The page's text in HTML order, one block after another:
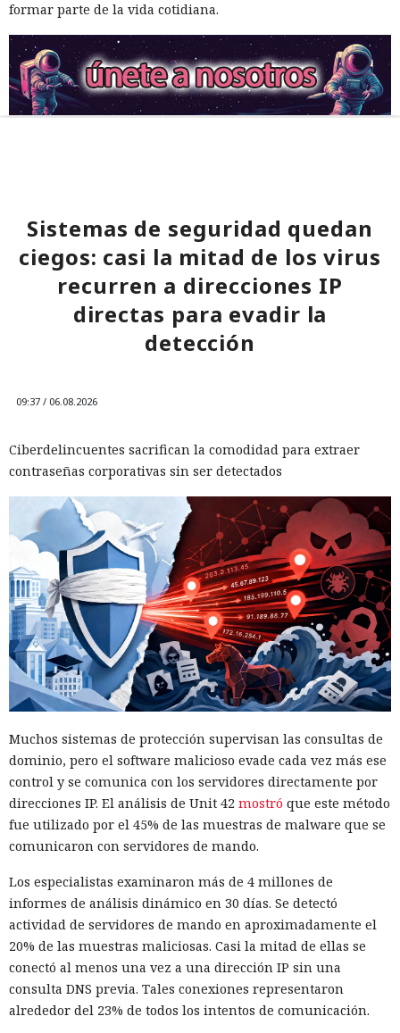
formar parte de la vida cotidiana.
Sistemas de seguridad quedan
ciegos: casi la mitad de los virus
recurren a direcciones IP
directas para evadir la
detección
09:37 / 06.08.2026
Ciberdelincuentes sacrifican la comodidad para extraer
contraseñas corporativas sin ser detectados
Muchos sistemas de protección supervisan las consultas de
dominio, pero el software malicioso evade cada vez más ese
control y se comunica con los servidores directamente por
direcciones IP. El análisis de Unit 42 mostró que este método
fue utilizado por el 45% de las muestras de malware que se
comunicaron con servidores de mando.
Los especialistas examinaron más de 4 millones de
informes de análisis dinámico en 30 días. Se detectó
actividad de servidores de mando en aproximadamente el
20% de las muestras maliciosas. Casi la mitad de ellas se
conectó al menos una vez a una dirección IP sin una
consulta DNS previa. Tales conexiones representaron
alrededor del 23% de todos los intentos de comunicación.